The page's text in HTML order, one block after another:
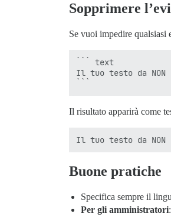
Sopprimere
Se vuoi impedire qualsiasi
``` text
Il tuo testo da NON
Il risultato apparirà come
Buone pratiche
Specifica sempre il
Per gli amministratori